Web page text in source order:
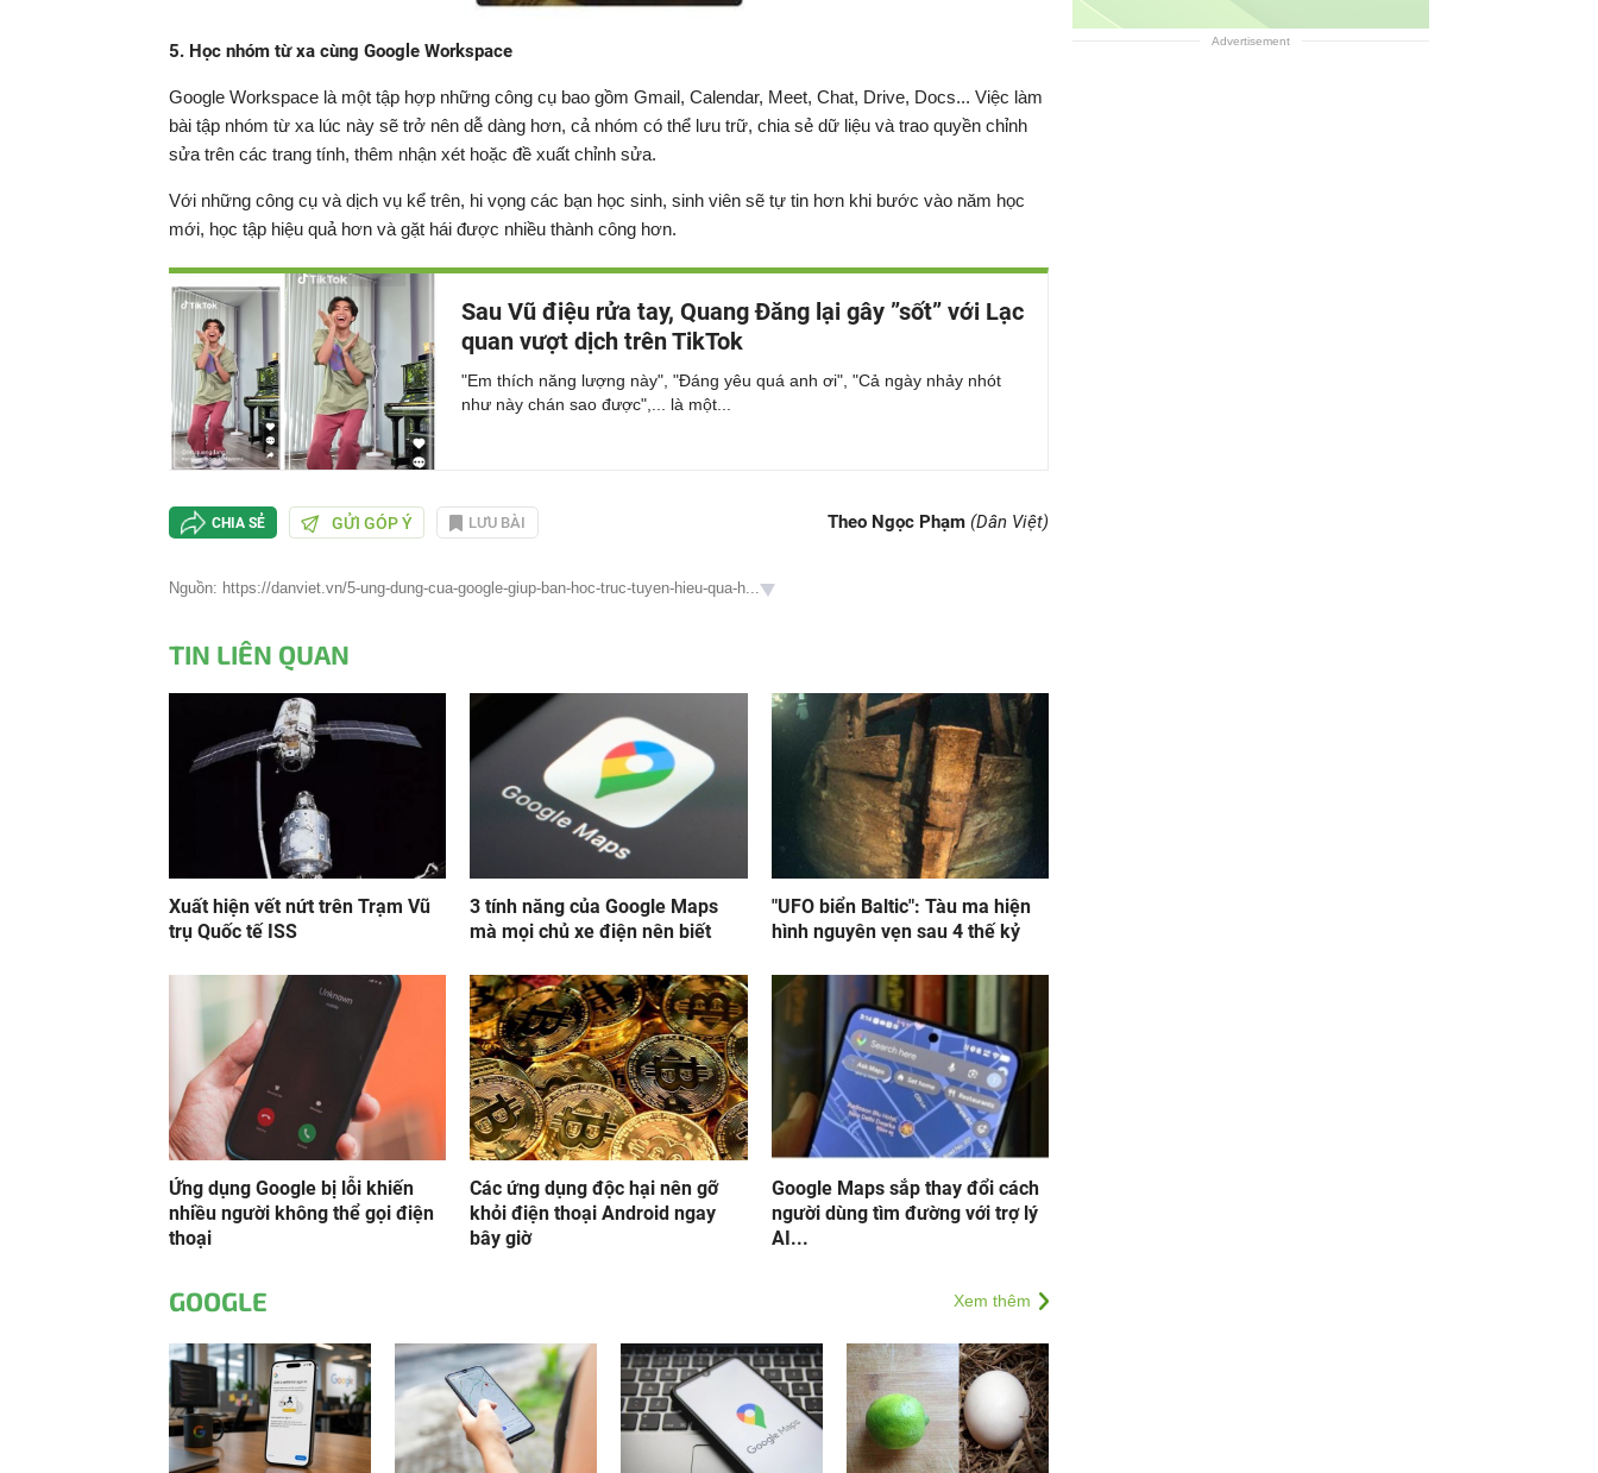
5. Học nhóm từ xa cùng Google Workspace
Google Workspace là một tập hợp những công cụ bao gồm Gmail, Calendar, Meet, Chat, Drive, Docs... Việc làm
bài tập nhóm từ xa lúc này sẽ trở nên dễ dàng hơn, cả nhóm có thể lưu trữ, chia sẻ dữ liệu và trao quyền chỉnh
sửa trên các trang tính, thêm nhận xét hoặc đề xuất chỉnh sửa.
Với những công cụ và dịch vụ kể trên, hi vọng các bạn học sinh, sinh viên sẽ tự tin hơn khi bước vào năm học
mới, học tập hiệu quả hơn và gặt hái được nhiều thành công hơn.
Sau Vũ điệu rửa tay, Quang Đăng lại gây ”sốt” với Lạc
quan vượt dịch trên TikTok
"Em thích năng lượng này", "Đáng yêu quá anh ơi", "Cả ngày nhảy nhót
như này chán sao được",... là một...
CHIA SẺ GỬI GÓP Ý LƯU BÀI Theo Ngọc Phạm (Dân Việt)
Nguồn: https://danviet.vn/5-ung-dung-cua-google-giup-ban-hoc-truc-tuyen-hieu-qua-h...
TIN LIÊN QUAN
Xuất hiện vết nứt trên Trạm Vũ
trụ Quốc tế ISS
3 tính năng của Google Maps
mà mọi chủ xe điện nên biết
"UFO biển Baltic": Tàu ma hiện
hình nguyên vẹn sau 4 thế kỷ
Ứng dụng Google bị lỗi khiến
nhiều người không thể gọi điện
thoại
Các ứng dụng độc hại nên gỡ
khỏi điện thoại Android ngay
bây giờ
Google Maps sắp thay đổi cách
người dùng tìm đường với trợ lý
AI...
GOOGLE Xem thêm
Advertisement